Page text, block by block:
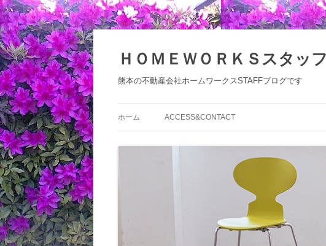
ン
ツ
へ
ス
ＨＯＭＥＷＯＲＫＳスタッ
熊本の不動産会社ホームワークスSTAFFブログです
ホーム ACCESS&CONTACT